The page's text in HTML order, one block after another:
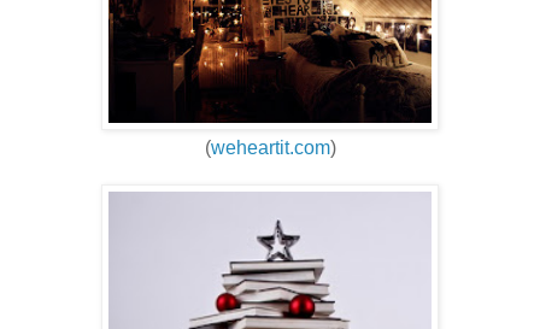
(weheartit.com)